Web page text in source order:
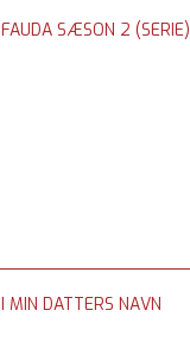
FAUDA SÆSON 2 (SERIE)
I MIN DATTERS NAVN